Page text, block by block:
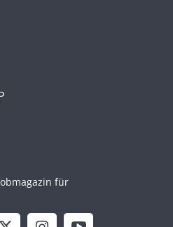
für